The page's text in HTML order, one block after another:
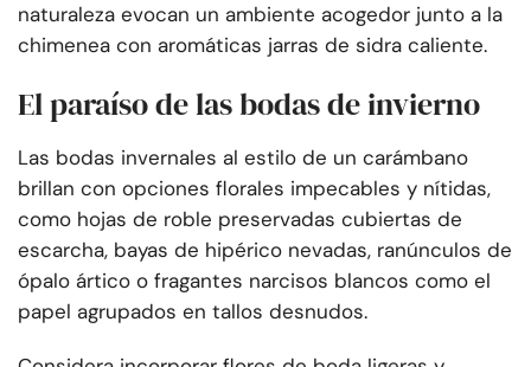
naturaleza evocan un ambiente acogedor junto a la
chimenea con aromáticas jarras de sidra caliente.
El paraíso de las bodas de invierno
Las bodas invernales al estilo de un carámbano
brillan con opciones florales impecables y nítidas,
como hojas de roble preservadas cubiertas de
escarcha, bayas de hipérico nevadas, ranúnculos de
ópalo ártico o fragantes narcisos blancos como el
papel agrupados en tallos desnudos.